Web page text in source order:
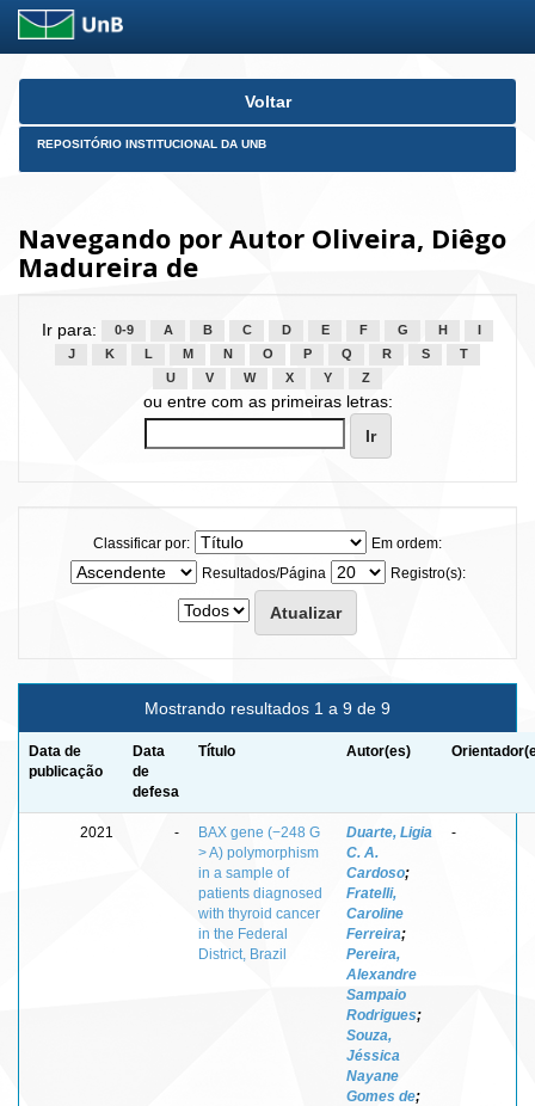
Skip
Voltar
REPOSITÓRIO INSTITUCIONAL DA UNB
Navegando por Autor Oliveira, Diêgo
Madureira de
Ir para: 0-9 A B C D E F G H
J
K L M N O P Q R S
T
U
V W X Y Z
ou entre com as primeiras letras:
Classificar por:
Em ordem:
Resultados/Página
Registro(s):
Mostrando resultados 1 a 9 de 9
Data de
publicação
Data
de
defesa
Título Autor(es)
2021 -
BAX gene (−248 G
> A) polymorphism
in a sample of
patients diagnosed
with thyroid cancer
in the Federal
District, Brazil
Duarte, Ligia
C. A.
Cardoso;
Fratelli,
Caroline
Ferreira;
Pereira,
Alexandre
Sampaio
Rodrigues;
Souza,
Jéssica
Nayane
Gomes de;
-